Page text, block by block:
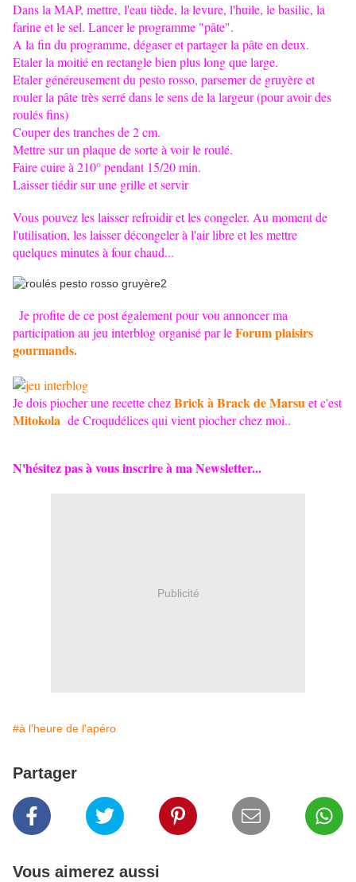
Dans la MAP, mettre, l'eau tiède, la levure, l'huile, le basilic, la
farine et le sel. Lancer le programme "pâte".
A la fin du programme, dégaser et partager la pâte en deux.
Etaler la moitié en rectangle bien plus long que large.
Etaler généreusement du pesto rosso, parsemer de gruyère et
rouler la pâte très serré dans le sens de la largeur (pour avoir des
roulés fins)
Couper des tranches de 2 cm.
Mettre sur un plaque de sorte à voir le roulé.
Faire cuire à 210° pendant 15/20 min.
Laisser tiédir sur une grille et servir
Vous pouvez les laisser refroidir et les congeler. Au moment de
l'utilisation, les laisser décongeler à l'air libre et les mettre
quelques minutes à four chaud...
Je profite de ce post également pour vou annoncer ma
participation au jeu interblog organisé par leForum plaisirs
gourmands.
Je dois piocher une recette chezBrick à Brack de Marsuet c'est
Mitokola de Croqudélices qui vient piocher chez moi..
N'hésitez pas à vous inscrire à ma Newsletter...
Publicité
#à l'heure de l'apéro
Partager
Vous aimerez aussi